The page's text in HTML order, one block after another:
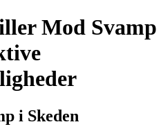
Mod Svamp
i Skeden